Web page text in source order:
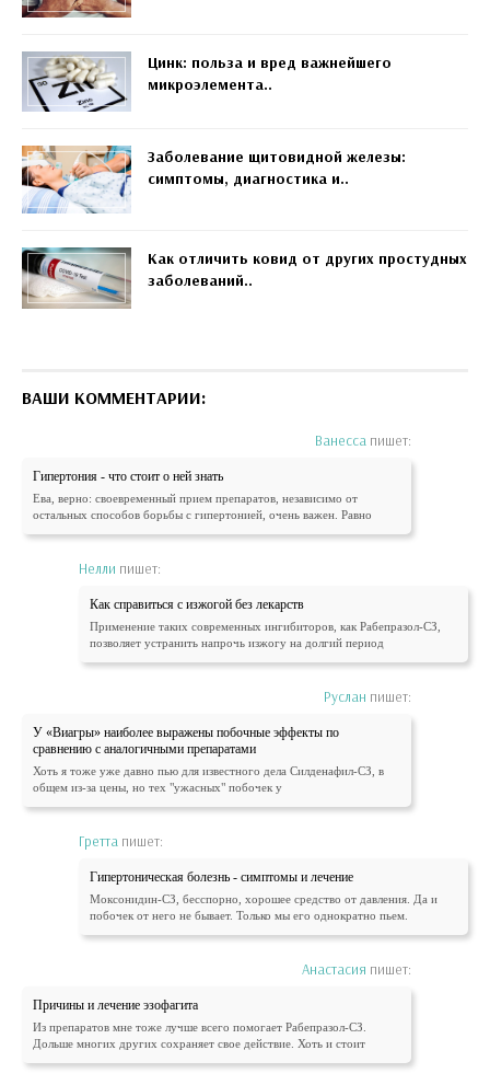
Цинк: польза и вред важнейшего
микроэлемента..
Заболевание щитовидной железы:
симптомы, диагностика и..
Как отличить ковид от других простудных
заболеваний..
ВАШИ КОММЕНТАРИИ:
Ванесса пишет:
Гипертония - что стоит о ней знать
Ева, верно: своевременный прием препаратов, независимо от
остальных способов борьбы с гипертонией, очень важен. Равно
Нелли пишет:
Как справиться с изжогой без лекарств
Применение таких современных ингибиторов, как Рабепразол-СЗ,
позволяет устранить напрочь изжогу на долгий период
Руслан пишет:
У «Виагры» наиболее выражены побочные эффекты по
сравнению с аналогичными препаратами
Хоть я тоже уже давно пью для известного дела Силденафил-СЗ, в
общем из-за цены, но тех "ужасных" побочек у
Гретта пишет:
Гипертоническая болезнь - симптомы и лечение
Моксонидин-СЗ, бесспорно, хорошее средство от давления. Да и
побочек от него не бывает. Только мы его однократно пьем.
Анастасия пишет:
Причины и лечение эзофагита
Из препаратов мне тоже лучше всего помогает Рабепразол-СЗ.
Дольше многих других сохраняет свое действие. Хоть и стоит